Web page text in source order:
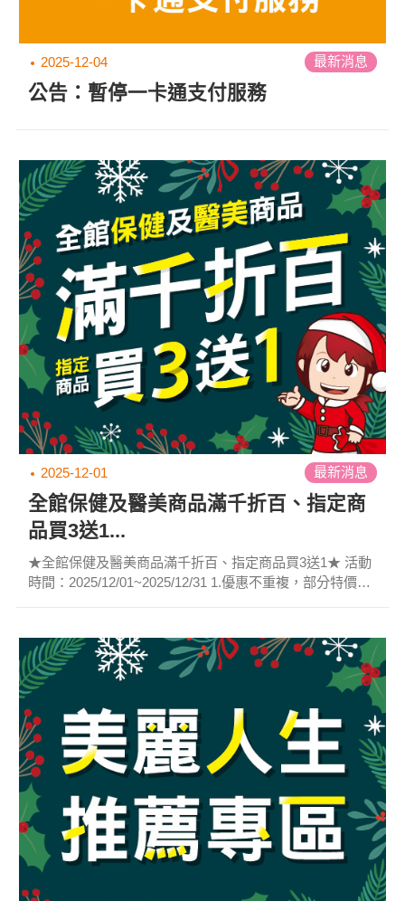
2025-12-04 最新消息
公告：暫停一卡通支付服務
2025-12-01 最新消息
全館保健及醫美商品滿千折百、指定商
品買3送1...
★全館保健及醫美商品滿千折百、指定商品買3送1★ 活動
時間：2025/12/01~2025/12/31 1.優惠不重複，部分特價、
札幌及家樂福門市均不參與。 ※本公司保有活動修正、暫
停、終止及最終解釋活動之權利。...